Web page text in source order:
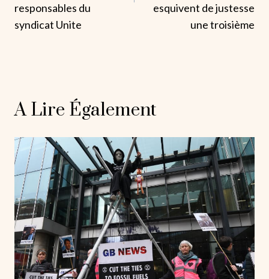
responsables du
syndicat Unite
esquivent de justesse
une troisième
A Lire Également